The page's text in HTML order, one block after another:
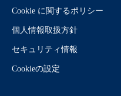
Cookie に関するポリシー
個人情報取扱方針
セキュリティ情報
Cookieの設定